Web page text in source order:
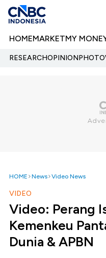
HOMEMARKETMY
RESEARCHOPINIONPHOTO
HOME News Video News
VIDEO
Video: Perang
Kemenkeu
Dunia & APBN